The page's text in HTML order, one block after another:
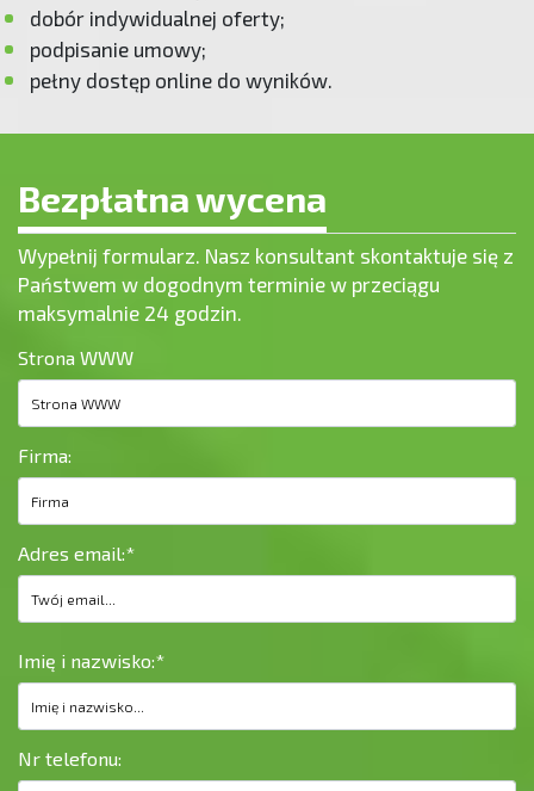
dobór indywidualnej oferty;
podpisanie umowy;
pełny dostęp online do wyników.
Bezpłatna wycena
Wypełnij formularz. Nasz konsultant skontaktuje się z
Państwem w dogodnym terminie w przeciągu
maksymalnie 24 godzin.
Strona WWW
Firma:
Adres email:*
Imię i nazwisko:*
Nr telefonu: